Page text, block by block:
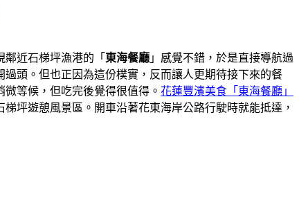
近石梯坪漁港的「 東海餐廳 」感覺不錯，於是直接導航過
頭。但也正因為這份樸實，反而讓人更期待接下來的餐
等候，但吃完後覺得很值得。 花蓮豐濱美食「東海餐廳」
坪遊憩風景區。開車沿著花東海岸公路行駛時就能抵達，